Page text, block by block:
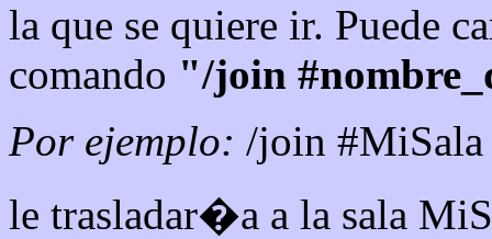
la que se quiere ir. Puede
comando "/join
Por ejemplo: /join #MiSala
le trasladar�a a la sala